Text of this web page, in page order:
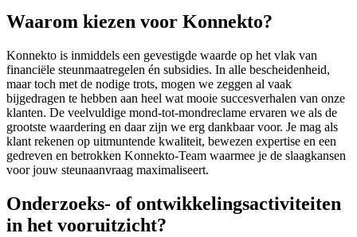
Waarom kiezen voor Konnekto?
Konnekto is inmiddels een gevestigde waarde op het vlak van
financiële steunmaatregelen én subsidies. In alle bescheidenheid,
maar toch met de nodige trots, mogen we zeggen al vaak
bijgedragen te hebben aan heel wat mooie succesverhalen van onze
klanten. De veelvuldige mond-tot-mondreclame ervaren we als de
grootste waardering en daar zijn we erg dankbaar voor. Je mag als
klant rekenen op uitmuntende kwaliteit, bewezen expertise en een
gedreven en betrokken Konnekto-Team waarmee je de slaagkansen
voor jouw steunaanvraag maximaliseert.
Onderzoeks- of ontwikkelingsactiviteiten
in het vooruitzicht?